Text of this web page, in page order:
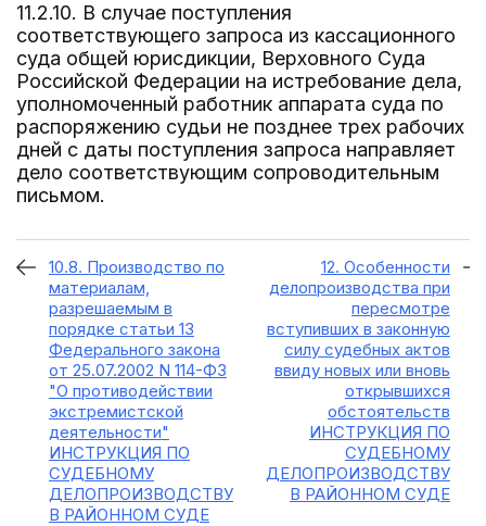
11.2.10. В случае поступления
соответствующего запроса из кассационного
суда общей юрисдикции, Верховного Суда
Российской Федерации на истребование дела,
уполномоченный работник аппарата суда по
распоряжению судьи не позднее трех рабочих
дней с даты поступления запроса направляет
дело соответствующим сопроводительным
письмом.
10.8. Производство по
материалам,
разрешаемым в
порядке статьи 13
Федерального закона
от 25.07.2002 N 114-ФЗ
"О противодействии
экстремистской
деятельности"
ИНСТРУКЦИЯ ПО
СУДЕБНОМУ
ДЕЛОПРОИЗВОДСТВУ
В РАЙОННОМ СУДЕ
12. Особенности
делопроизводства при
пересмотре
вступивших в законную
силу судебных актов
ввиду новых или вновь
открывшихся
обстоятельств
ИНСТРУКЦИЯ ПО
СУДЕБНОМУ
ДЕЛОПРОИЗВОДСТВУ
В РАЙОННОМ СУДЕ